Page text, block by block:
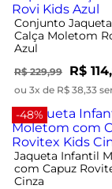
Conjunto
Calça Moletom
Azul
R$ 229,99 R$
ou 3x de R$ 38,33
-48%
Jaqueta Infantil
com Capuz
Cinza